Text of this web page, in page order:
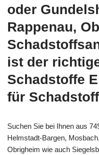
oder
Rappenau,
ist der
Schadstoffe
für
Suchen Sie bei Ihnen aus
Helmstadt-Bargen,
Obrigheim wie auch